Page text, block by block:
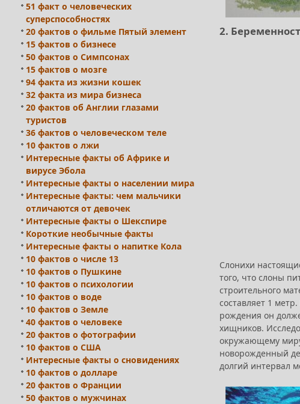
2.
Слонихи
того, что слоны
строительного
составляет 1
рождения он
хищников.
окружающему
новорожденный
долгий интервал
51 факт о человеческих
суперспособностях
20 фактов о фильме Пятый элемент
15 фактов о бизнесе
50 фактов о Симпсонах
15 фактов о мозге
94 факта из жизни кошек
32 факта из мира бизнеса
20 фактов об Англии глазами
туристов
36 фактов о человеческом теле
10 фактов о лжи
Интересные факты об Африке и
вирусе Эбола
Интересные факты о населении мира
Интересные факты: чем мальчики
отличаются от девочек
Интересные факты о Шекспире
Короткие необычные факты
Интересные факты о напитке Кола
10 фактов о числе 13
10 фактов о Пушкине
10 фактов о психологии
10 фактов о воде
10 фактов о Земле
40 фактов о человеке
20 фактов о фотографии
10 фактов о США
Интересные факты о сновидениях
10 фактов о долларе
20 фактов о Франции
50 фактов о мужчинах